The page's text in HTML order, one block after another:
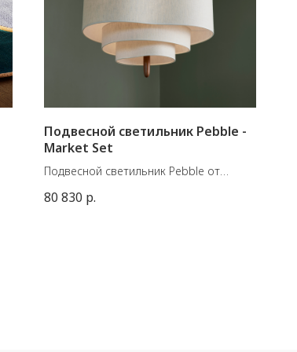
Подвесной светильник Pebble -
Market Set
Подвесной светильник Pebble от
Материал: ткань, металл
80 830 р.